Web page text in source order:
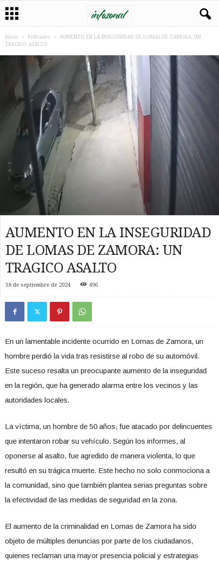
Inicio Policiales
AUMENTO EN LA INSEGURIDAD DE LOMAS DE ZAMORA: UN
TRAGICO ASALTO
AUMENTO EN LA INSEGURIDAD
DE LOMAS DE ZAMORA: UN
TRAGICO ASALTO
18 de septiembre de 2024 496
En un lamentable incidente ocurrido en Lomas de Zamora, un
hombre perdió la vida tras resistirse al robo de su automóvil.
Este suceso resalta un preocupante aumento de la inseguridad
en la región, que ha generado alarma entre los vecinos y las
autoridades locales.
La víctima, un hombre de 50 años, fue atacado por delincuentes
que intentaron robar su vehículo. Según los informes, al
oponerse al asalto, fue agredido de manera violenta, lo que
resultó en su trágica muerte. Este hecho no solo conmociona a
la comunidad, sino que también plantea serias preguntas sobre
la efectividad de las medidas de seguridad en la zona.
El aumento de la criminalidad en Lomas de Zamora ha sido
objeto de múltiples denuncias por parte de los ciudadanos,
quienes reclaman una mayor presencia policial y estrategias